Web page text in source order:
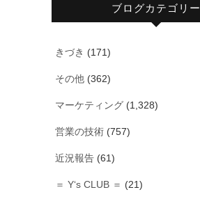
ブログカテゴリー
きづき (171)
その他 (362)
マーケティング (1,328)
営業の技術 (757)
近況報告 (61)
＝ Y‘s CLUB ＝ (21)